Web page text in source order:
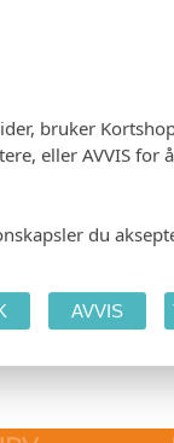
bruker
eller AVVIS for
du
AVVIS